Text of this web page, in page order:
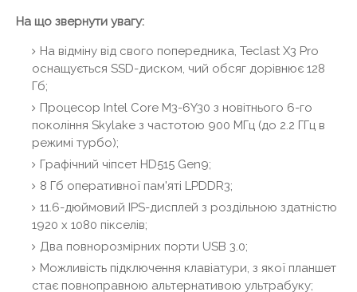
На що звернути увагу:
На відміну від свого попередника, Teclast X3 Pro
оснащується SSD-диском, чий обсяг дорівнює 128
Гб;
Процесор Intel Core M3-6Y30 з новітнього 6-го
покоління Skylake з частотою 900 МГц (до 2.2 ГГц в
режимі турбо);
Графічний чіпсет HD515 Gen9;
8 Гб оперативної пам'яті LPDDR3;
11.6-дюймовий IPS-дисплей з роздільною здатністю
1920 x 1080 пікселів;
Два повнорозмірних порти USB 3.0;
Можливість підключення клавіатури, з якої планшет
стає повноправною альтернативою ультрабуку;